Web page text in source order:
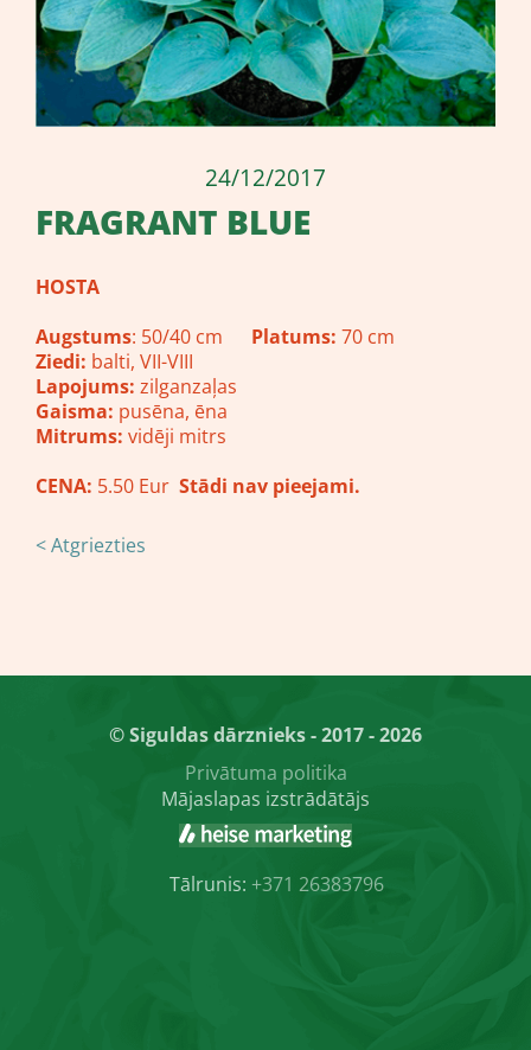
24/12/2017
FRAGRANT BLUE
HOSTA
Augstums: 50/40 cm Platums: 70 cm
Ziedi: balti, VII-VIII
Lapojums: zilganzaļas
Gaisma: pusēna, ēna
Mitrums: vidēji mitrs
CENA: 5.50 Eur Stādi nav pieejami.
< Atgriezties
© Siguldas dārznieks - 2017 - 2026
Privātuma politika
Mājaslapas izstrādātājs
Tālrunis: +371 26383796